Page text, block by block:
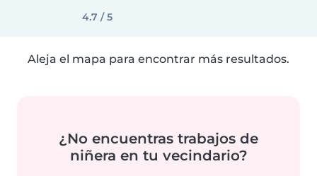
4.7 / 5
Aleja el mapa para encontrar más resultados.
¿No encuentras trabajos de
niñera en tu vecindario?